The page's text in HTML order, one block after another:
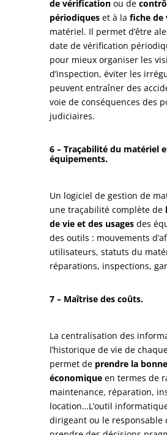
de vérification ou de
périodiques et à la fiche de
matériel. Il permet d’être
date de vérification
pour mieux organiser les
d’inspection, éviter les
peuvent entraîner des
voie de conséquences des
judiciaires.
6 – Traçabilité du matériel
équipements.
Un logiciel de gestion de
une traçabilité complète de
de vie et des usagesdes
des outils : mouvements
utilisateurs, statuts du
réparations, inspections,
7 – Maîtrise des coûts.
La centralisation des
l’historique de vie de
permet de prendre la
économiqueen termes de
maintenance, réparation,
location…L’outil
dirigeant ou le responsable